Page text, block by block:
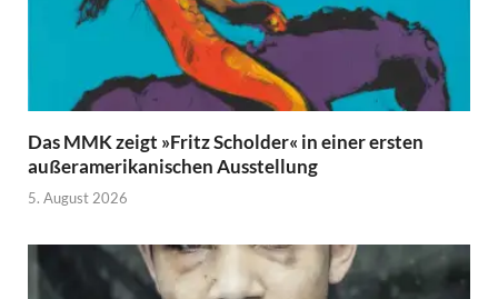
Das MMK zeigt »Fritz Scholder« in einer ersten
außeramerikanischen Ausstellung
5. August 2026